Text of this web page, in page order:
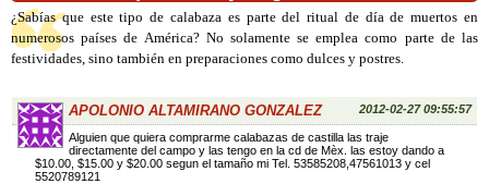
¿Sabías que este tipo de calabaza es parte del ritual de día de muertos en
numerosos países de América? No solamente se emplea como parte de las
festividades, sino también en preparaciones como dulces y postres.
APOLONIO ALTAMIRANO GONZALEZ 2012-02-27 09:55:57
Alguien que quiera comprarme calabazas de castilla las traje
directamente del campo y las tengo en la cd de Mèx. las estoy dando a
$10.00, $15.00 y $20.00 segun el tamaño mi Tel. 53585208,47561013 y cel
5520789121